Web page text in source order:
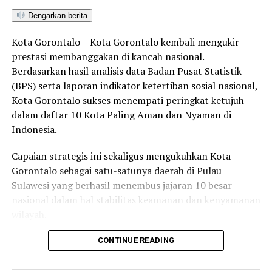
Dengarkan berita
Kota Gorontalo – Kota Gorontalo kembali mengukir
prestasi membanggakan di kancah nasional.
Berdasarkan hasil analisis data Badan Pusat Statistik
(BPS) serta laporan indikator ketertiban sosial nasional,
Kota Gorontalo sukses menempati peringkat ketujuh
dalam daftar 10 Kota Paling Aman dan Nyaman di
Indonesia.
Capaian strategis ini sekaligus mengukuhkan Kota
Gorontalo sebagai satu-satunya daerah di Pulau
Sulawesi yang berhasil menembus jajaran 10 besar
nasional dalam hal stabilitas keamanan dan kenyamanan
Sebagai pusat pemerintahan, pertumbuhan ekonomi,
CONTINUE READING